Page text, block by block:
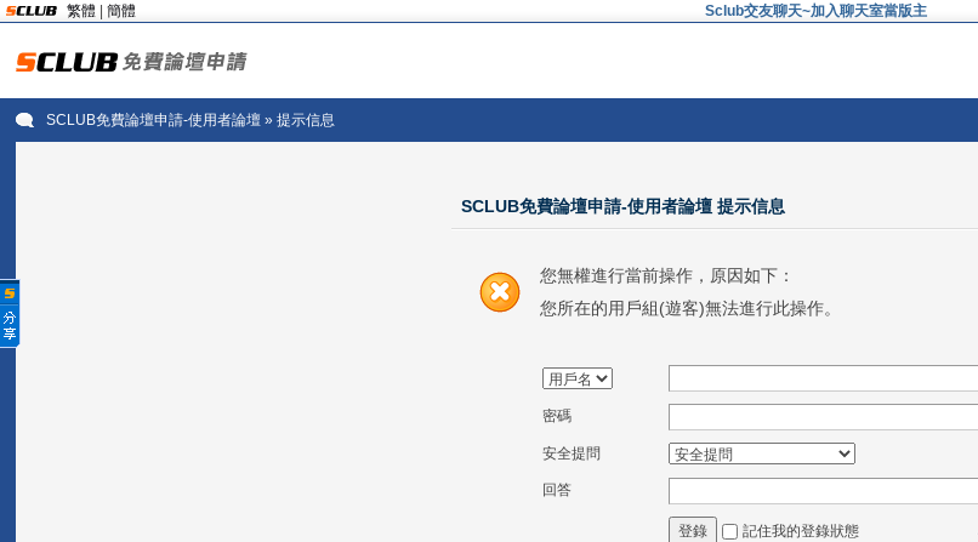
繁體 簡體 Sclub交友聊天~加入聊天室當版主
SCLUB免費論壇申請-使用者論壇 » 提示信息
SCLUB免費論壇申請-使用者論壇 提示信息
您無權進行當前操作，原因如下：
您所在的用戶組(遊客)無法進行此操作。
密碼
安全提問
回答
登錄 記住我的登錄狀態